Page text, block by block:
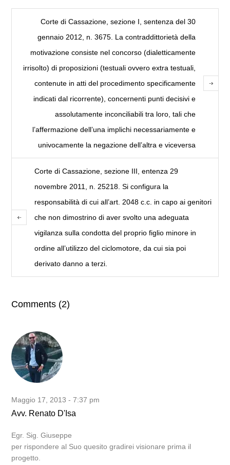
Corte di Cassazione, sezione I, sentenza del 30
gennaio 2012, n. 3675. La contraddittorietà della
motivazione consiste nel concorso (dialetticamente
irrisolto) di proposizioni (testuali ovvero extra testuali,
contenute in atti del procedimento specificamente
indicati dal ricorrente), concernenti punti decisivi e
assolutamente inconciliabili tra loro, tali che
l’affermazione dell’una implichi necessariamente e
univocamente la negazione dell’altra e viceversa
Corte di Cassazione, sezione III, entenza 29
novembre 2011, n. 25218. Si configura la
responsabilità di cui all’art. 2048 c.c. in capo ai genitori
che non dimostrino di aver svolto una adeguata
vigilanza sulla condotta del proprio figlio minore in
ordine all’utilizzo del ciclomotore, da cui sia poi
derivato danno a terzi.
Comments (2)
Maggio 17, 2013 - 7:37 pm
Avv. Renato D'Isa
Egr. Sig. Giuseppe
per rispondere al Suo quesito gradirei visionare prima il
progetto.